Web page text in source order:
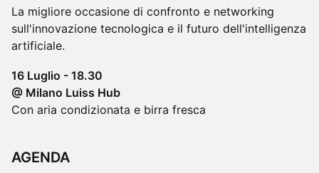
La migliore occasione di confronto e networking
sull'innovazione tecnologica e il futuro dell'intelligenza
artificiale.
16 Luglio - 18.30
@ Milano Luiss Hub
Con aria condizionata e birra fresca
AGENDA